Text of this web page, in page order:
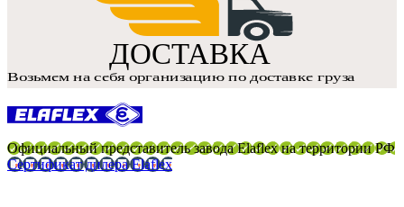
Официальный представитель завода Elaflex на территории РФ
Сертификат дилера Elaflex